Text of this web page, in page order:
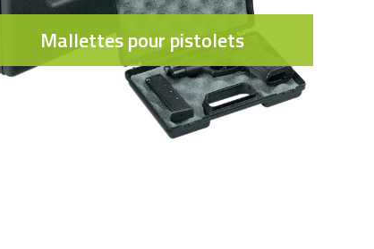
Mallettes pour pistolets